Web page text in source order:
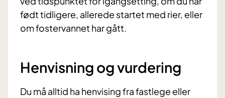
født tidligere, allerede startet med rier, eller
om fostervannet har gått.
Henvisning og vurdering
Du må alltid ha henvising fra fastlege eller